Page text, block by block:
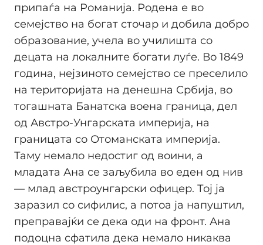
припаѓа на Романија. Родена е во
семејство на богат сточар и добила добро
образование, учела во училишта со
децата на локалните богати луѓе. Во 1849
година, нејзиното семејство се преселило
на територијата на денешна Србија, во
тогашната Банатска воена граница, дел
од Австро-Унгарската империја, на
границата со Отоманската империја.
Таму немало недостиг од воини, а
младата Ана се заљубила во еден од нив
— млад австроунгарски офицер. Тој ја
заразил со сифилис, а потоа ја напуштил,
преправајќи се дека оди на фронт. Ана
подоцна сфатила дека немало никаква